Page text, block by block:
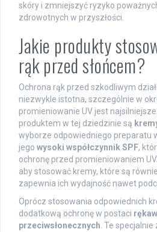
skóry i zmniejszyć ryzyko
zdrowotnych w przyszłości.
Jakie produkty
rąk przed słońcem?
Ochrona rąk przed szkodliwym
niezwykle istotna, szczególnie w
promieniowanie UV jest
produktem w tej dziedzinie są
wyborze odpowiedniego preparatu
jego wysoki współczynnik SPF,
ochronę przed promieniowaniem
aby stosować kremy, które są
zapewnia ich wydajność nawet
Oprócz stosowania odpowiednich
dodatkową ochronę w postaci
przeciwsłonecznych. Te